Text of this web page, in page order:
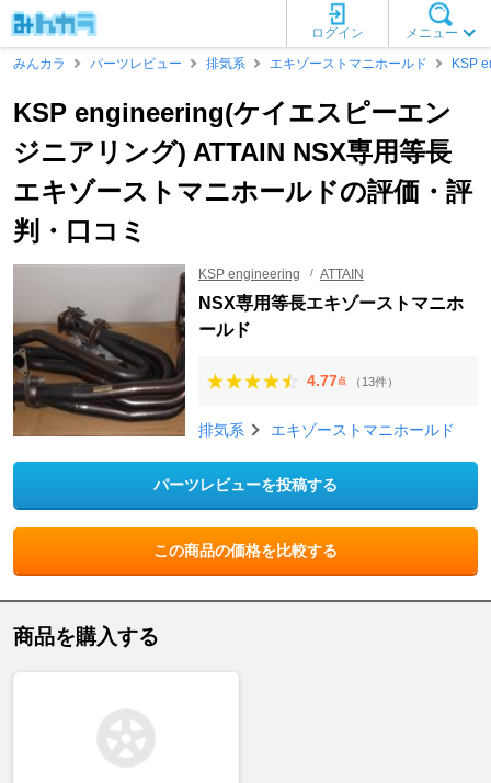
メニュー
ログイン
みんカラ
パーツレビュー 排気系 エキゾーストマニホールド KSP
KSP engineering(ケイエスピーエン
ジニアリング) ATTAIN NSX専用等長
エキゾーストマニホールドの評価・評
判・口コミ
KSP engineering ATTAIN
NSX専用等長エキゾーストマニホ
ールド
4.77点 （13件）
排気系 エキゾーストマニホールド
パーツレビューを投稿する
この商品の価格を比較する
商品を購入する